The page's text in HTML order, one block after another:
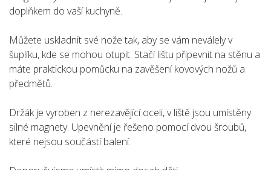
doplňkem do vaší kuchyně.
Můžete uskladnit své nože tak, aby se vám neválely v
šuplíku, kde se mohou otupit. Stačí lištu připevnit na stěnu a
máte praktickou pomůcku na zavěšení kovových nožů a
předmětů.
Držák je vyroben z nerezavějící oceli, v liště jsou umístěny
silné magnety. Upevnění je řešeno pomocí dvou šroubů,
které nejsou součástí balení.